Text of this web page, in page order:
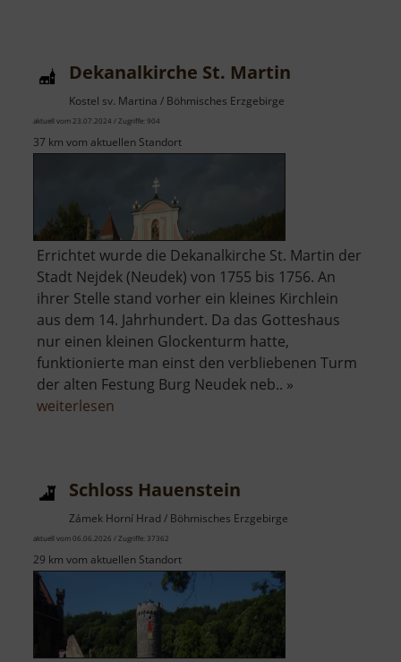
Dekanalkirche St. Martin
Kostel sv. Martina / Böhmisches Erzgebirge
aktuell vom 23.07.2024 / Zugriffe: 904
37 km vom aktuellen Standort
Errichtet wurde die Dekanalkirche St. Martin der
Stadt Nejdek (Neudek) von 1755 bis 1756. An
ihrer Stelle stand vorher ein kleines Kirchlein
aus dem 14. Jahrhundert. Da das Gotteshaus
nur einen kleinen Glockenturm hatte,
funktionierte man einst den verbliebenen Turm
der alten Festung Burg Neudek neb.. »
weiterlesen
Schloss Hauenstein
Zámek Horní Hrad / Böhmisches Erzgebirge
aktuell vom 06.06.2026 / Zugriffe: 37362
29 km vom aktuellen Standort